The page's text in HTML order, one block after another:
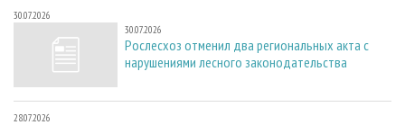
30.07.2026
30.07.2026
Рослесхоз отменил два региональных акта с
нарушениями лесного законодательства
28.07.2026